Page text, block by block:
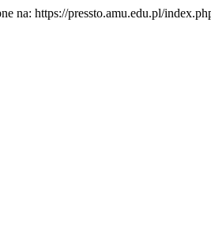
na: https://pressto.amu.edu.pl/